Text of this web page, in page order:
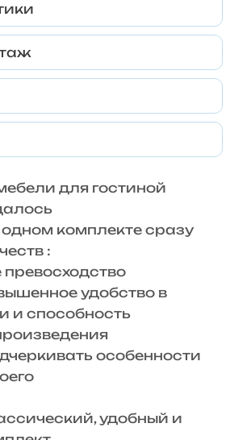
для гостиной
комплекте сразу
:
превосходство
удобство в
и способность
особенности
удобный и